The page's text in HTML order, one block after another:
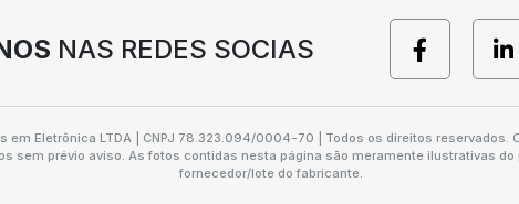
NAS REDES SOCIAS
em Eletrônica LTDA | CNPJ 78.323.094/0004-70 | Todos os direitos reservados.
sem prévio aviso. As fotos contidas nesta página são meramente ilustrativas do
fornecedor/lote do fabricante.